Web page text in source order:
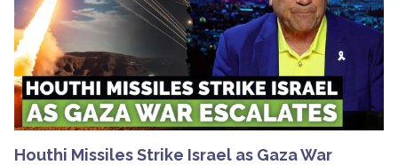
Houthi Missiles Strike Israel as Gaza War